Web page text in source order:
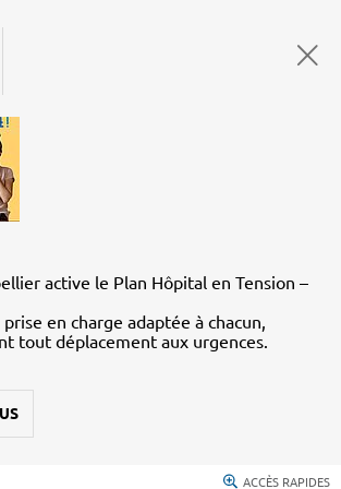
active le Plan Hôpital en Tension –
en charge adaptée à chacun,
tout déplacement aux urgences.
ACCÈS RAPIDES